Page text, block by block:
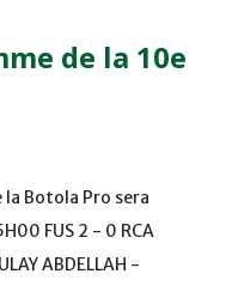
de la 10e
la Botola Pro sera
FUS 2 - 0 RCA
ABDELLAH -